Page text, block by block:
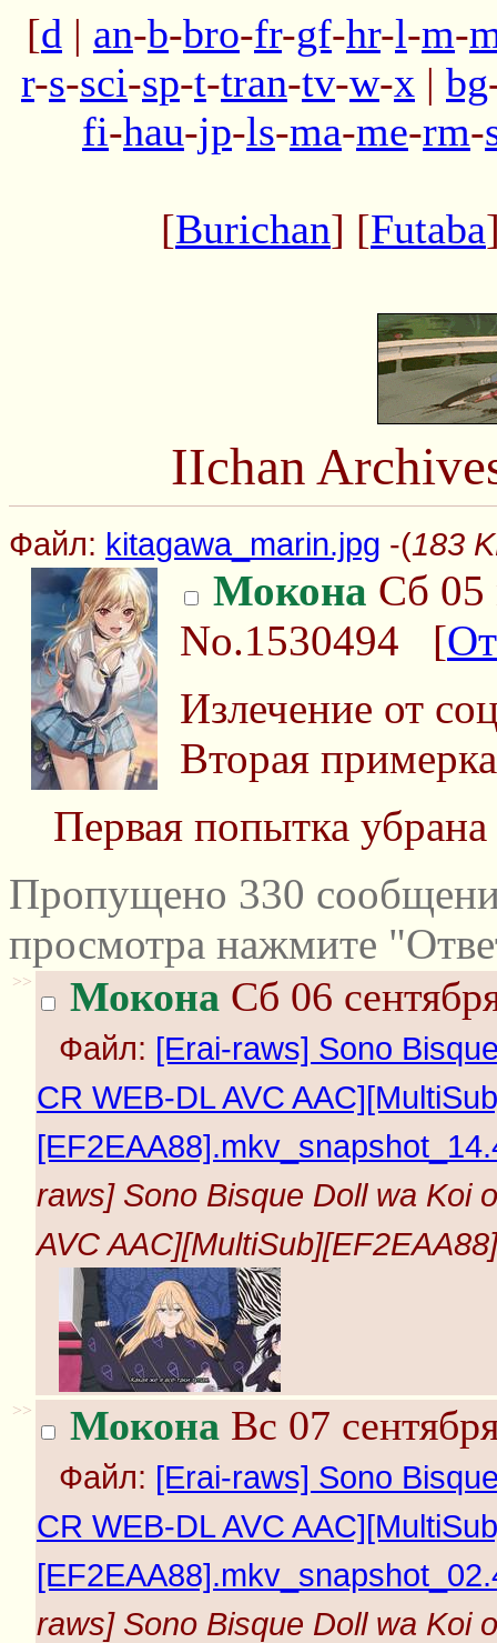
[d | an-b-bro-fr-gf-hr-l-m-
r-s-sci-sp-t-tran-tv-w-x | bg
fi-hau-jp-ls-ma-me-rm-
[Burichan] [Futaba
IIchan
Файл: kitagawa_marin.jpg -(183
Мокона Сб 05
No.1530494 [
Излечение от
Вторая
Первая попытка
Пропущено 330
просмотра нажмите
>> Мокона Сб 06
Файл: [Erai-raws] Sono
CR WEB-DL AVC
raws] Sono Bisque Doll wa Koi
AVC
>> Мокона Вс 07
Файл: [Erai-raws] Sono
CR WEB-DL AVC
raws] Sono Bisque Doll wa Koi